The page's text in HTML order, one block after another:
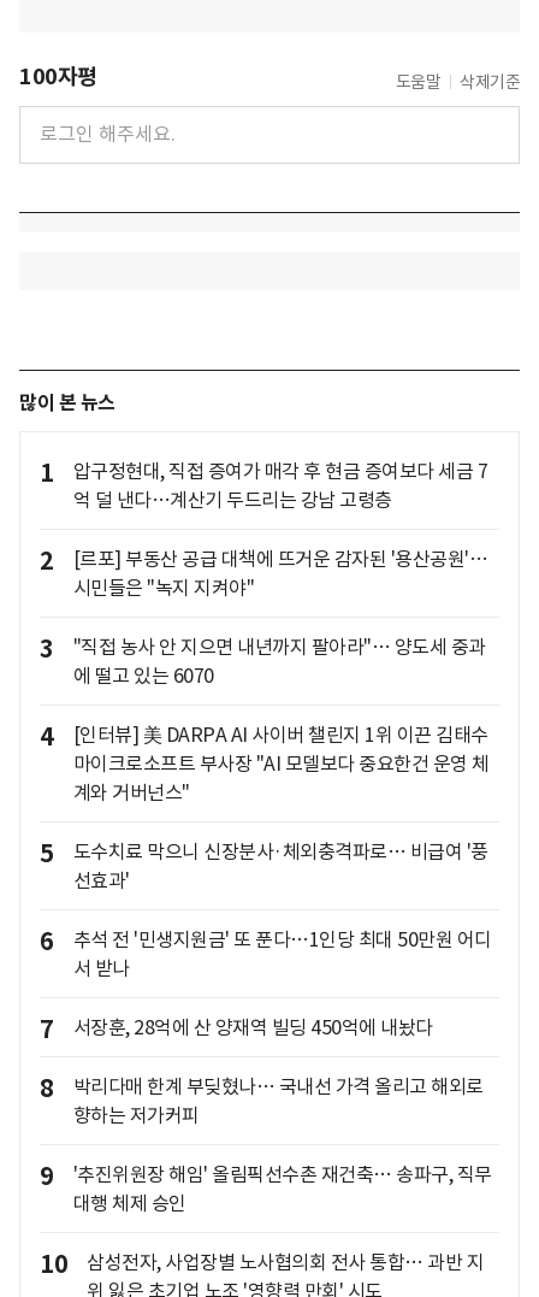
100자평 도움말 삭제기준
많이 본 뉴스
1
압구정현대, 직접 증여가 매각 후 현금 증여보다 세금 7
억 덜 낸다…계산기 두드리는 강남 고령층
2
[르포] 부동산 공급 대책에 뜨거운 감자된 '용산공원'…
시민들은 "녹지 지켜야"
3
"직접 농사 안 지으면 내년까지 팔아라"… 양도세 중과
에 떨고 있는 6070
4
[인터뷰] 美 DARPA AI 사이버 챌린지 1위 이끈 김태수
마이크로소프트 부사장 "AI 모델보다 중요한건 운영 체
계와 거버넌스"
5
도수치료 막으니 신장분사·체외충격파로… 비급여 '풍
선효과'
6
추석 전 '민생지원금' 또 푼다…1인당 최대 50만원 어디
서 받나
7 서장훈, 28억에 산 양재역 빌딩 450억에 내놨다
8
박리다매 한계 부딪혔나… 국내선 가격 올리고 해외로
향하는 저가커피
9
'추진위원장 해임' 올림픽선수촌 재건축… 송파구, 직무
대행 체제 승인
10
삼성전자, 사업장별 노사협의회 전사 통합… 과반 지
위 잃은 초기업 노조 '영향력 만회' 시도